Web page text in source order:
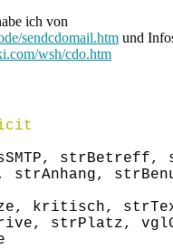
ich von
sendcdomail.htm und
wsh/cdo.htm
strBetreff,
strAnhang,
kritisch,
strPlatz,